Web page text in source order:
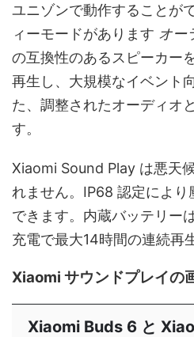
ユニゾンで動作することが
ィーモードがあります オー
の互換性のあるスピーカー
再生し、大規模なイベント
た、調整されたオーディオ
す。
Xiaomi Sound Play は悪天
れません。IP68 認定によ
できます。内蔵バッテリー
充電で最大14時間の連続再
Xiaomi サウンドプレイの
Xiaomi Buds 6 と